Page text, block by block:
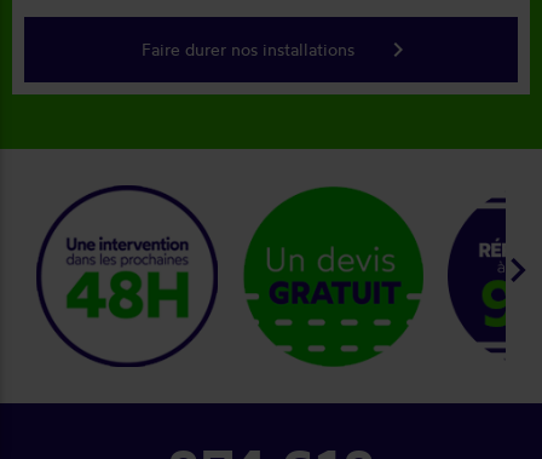
Faire durer nos installations keyboard_arrow_right
keyboard_arrow_right